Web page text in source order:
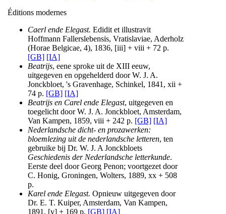
Éditions modernes
Caerl ende Elegast. Edidit et illustravit
Hoffmann Fallerslebensis, Vratislaviae, Aderholz
(Horae Belgicae, 4), 1836, [iii] + viii + 72 p.
[GB] [IA]
Beatrijs, eene sproke uit de XIII eeuw,
uitgegeven en opgehelderd door W. J. A.
Jonckbloet, 's Gravenhage, Schinkel, 1841, xii +
74 p. [GB] [IA]
Beatrijs en Carel ende Elegast, uitgegeven en
toegelicht door W. J. A. Jonckbloet, Amsterdam,
Van Kampen, 1859, viii + 242 p. [GB] [IA]
Nederlandsche dicht- en prozawerken:
bloemlezing uit de nederlandsche letteren, ten
gebruike bij Dr. W. J. A Jonckbloets
Geschiedenis der Nederlandsche letterkunde.
Eerste deel door Georg Penon; voortgezet door
C. Honig, Groningen, Wolters, 1889, xx + 508
p.
Karel ende Elegast. Opnieuw uitgegeven door
Dr. E. T. Kuiper, Amsterdam, Van Kampen,
1891, [v] + 169 p. [GB] [IA]